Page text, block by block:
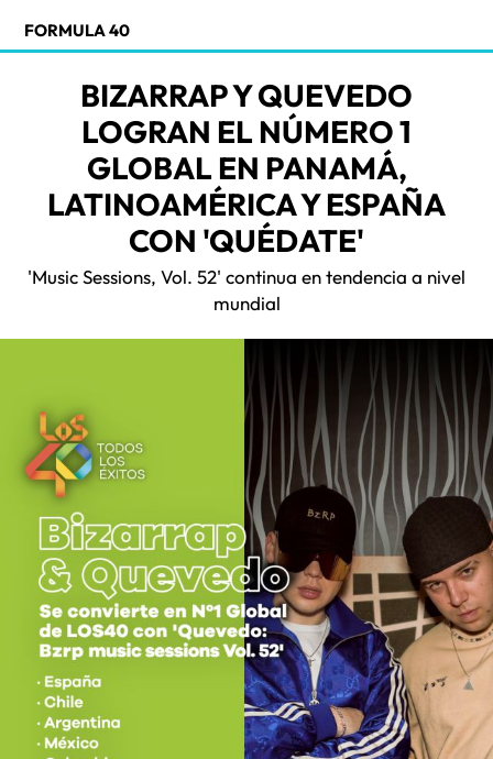
FORMULA 40
BIZARRAP Y QUEVEDO
LOGRAN EL NÚMERO 1
GLOBAL EN PANAMÁ,
LATINOAMÉRICA Y ESPAÑA
CON 'QUÉDATE'
'Music Sessions, Vol. 52' continua en tendencia a nivel
mundial